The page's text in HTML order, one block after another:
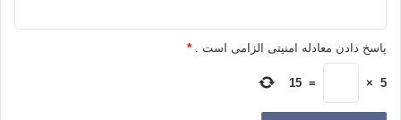
بۆیه‌ كاتیَك كه‌ ده‌سه‌ڵاتدارانی قوره‌یش،
پیَغه‌مبه‌ر – ێلى الله علیه وسلم – و هاوه‌ڵانیان له‌ (مه‌ككه‌)وه‌ ده‌رنا، پیَغه‌مبه‌ر
پاسخ دادن معادله امنیتی الزامی است . *
5
×
=
15